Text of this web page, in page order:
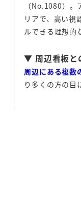
（No.1080）
リアで、高い視
ルできる理想的
▼ 周辺看板と
周辺にある複数
り多くの方の目